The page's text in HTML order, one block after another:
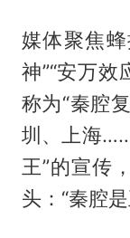
媒体聚焦
神”“安万
称为“秦腔
圳、上海
王”的宣传
头：“秦腔